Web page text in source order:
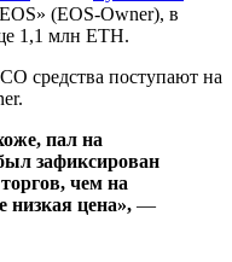
(EOS-Owner), в
1,1 млн ETH.
средства поступают на
пал на
зафиксирован
чем на
низкая цена», —